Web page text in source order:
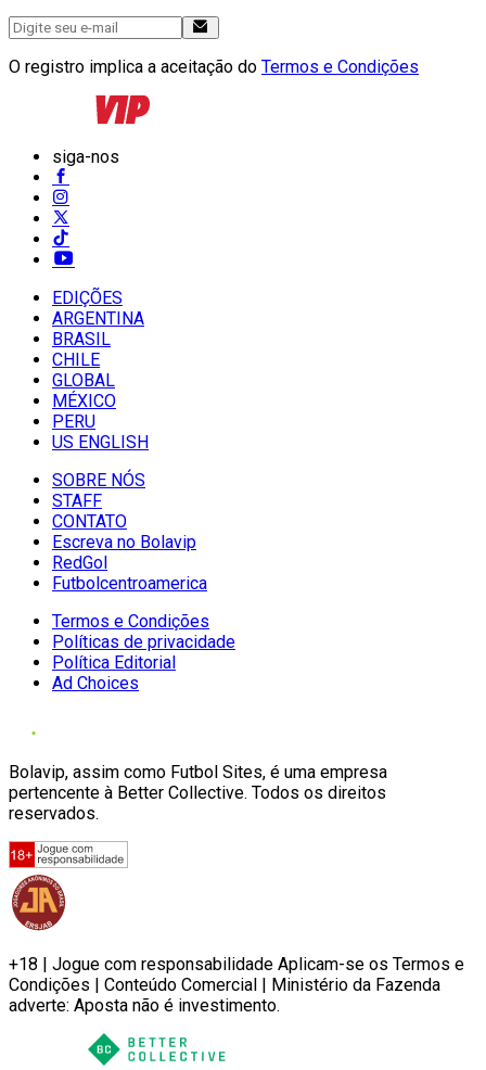
O registro implica a aceitação do Termos e Condições
siga-nos
EDIÇÕES
ARGENTINA
BRASIL
CHILE
GLOBAL
MÉXICO
PERU
US ENGLISH
SOBRE NÓS
STAFF
CONTATO
Escreva no Bolavip
RedGol
Futbolcentroamerica
Termos e Condições
Políticas de privacidade
Política Editorial
Ad Choices
Bolavip, assim como Futbol Sites, é uma empresa
pertencente à Better Collective. Todos os direitos
reservados.
+18 | Jogue com responsabilidade Aplicam-se os Termos e
Condições | Conteúdo Comercial | Ministério da Fazenda
adverte: Aposta não é investimento.